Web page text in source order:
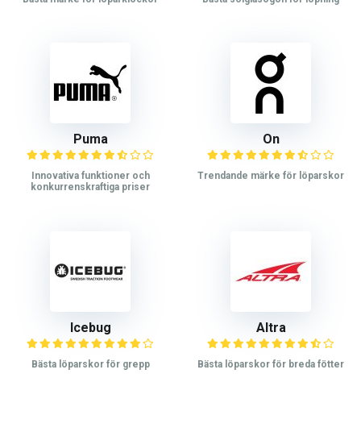
Puma
Innovativa funktioner och
konkurrenskraftiga priser
On
Trendande märke för löparskor
Icebug
Bästa löparskor för grepp
Altra
Bästa löparskor för breda fötter